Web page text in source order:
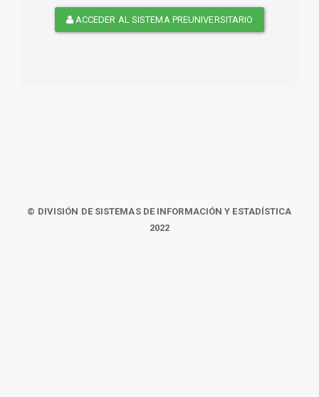
ACCEDER AL SISTEMA PREUNIVERSITARIO
© DIVISIÓN DE SISTEMAS DE INFORMACIÓN Y ESTADÍSTICA
2022